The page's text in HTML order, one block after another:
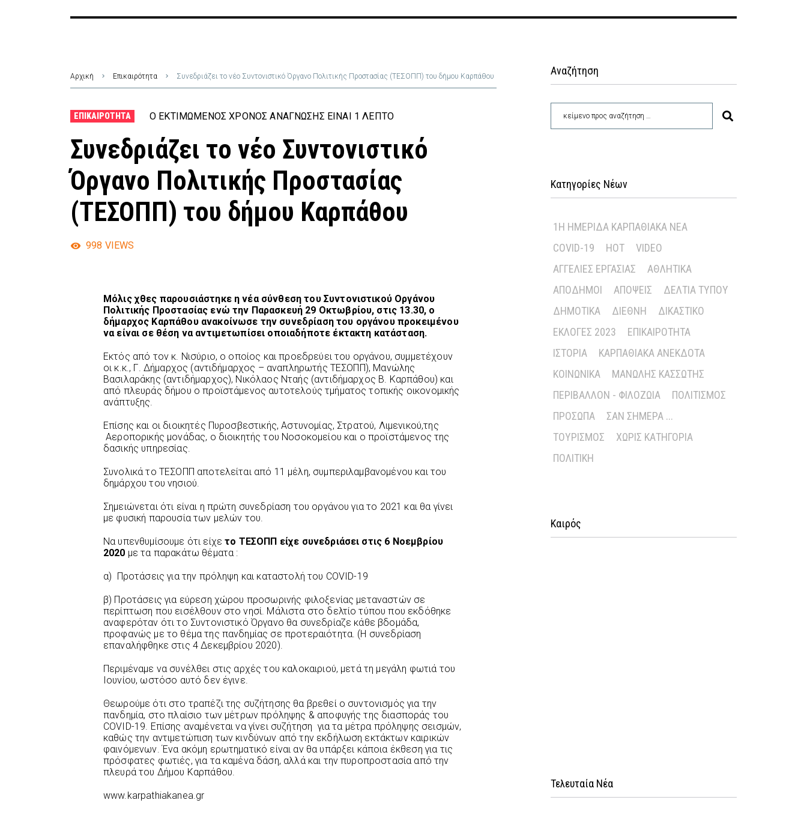
Αρχική Επικαιρότητα Συνεδριάζει το νέο Συντονιστικό Όργανο Πολιτικής Προστασίας (ΤΕΣΟΠΠ) του δήμου Καρπάθου
ΕΠΙΚΑΙΡΌΤΗΤΑ Ο ΕΚΤΙΜΏΜΕΝΟΣ ΧΡΌΝΟΣ ΑΝΆΓΝΩΣΗΣ ΕΊΝΑΙ 1 ΛΕΠΤΌ
Συνεδριάζει το νέο Συντονιστικό
Όργανο Πολιτικής Προστασίας
(ΤΕΣΟΠΠ) του δήμου Καρπάθου
998 VIEWS
Μόλις χθες παρουσιάστηκε η νέα σύνθεση του Συντονιστικού Οργάνου
Πολιτικής Προστασίας ενώ την Παρασκευή 29 Οκτωβρίου, στις 13.30, ο
δήμαρχος Καρπάθου ανακοίνωσε την συνεδρίαση του οργάνου προκειμένου
να είναι σε θέση να αντιμετωπίσει οποιαδήποτε έκτακτη κατάσταση.
Εκτός από τον κ. Νισύριο, ο οποίος και προεδρεύει του οργάνου, συμμετέχουν
οι κ.κ., Γ. Δήμαρχος (αντιδήμαρχος – αναπληρωτής ΤΕΣΟΠΠ), Μανώλης
Βασιλαράκης (αντιδήμαρχος), Νικόλαος Νταής (αντιδήμαρχος Β. Καρπάθου) και
από πλευράς δήμου ο προϊστάμενος αυτοτελούς τμήματος τοπικής οικονομικής
ανάπτυξης.
Επίσης και οι διοικητές Πυροσβεστικής, Αστυνομίας, Στρατού, Λιμενικού,της
Αεροπορικής μονάδας, ο διοικητής του Νοσοκομείου και ο προϊστάμενος της
δασικής υπηρεσίας.
Συνολικά το ΤΕΣΟΠΠ αποτελείται από 11 μέλη, συμπεριλαμβανομένου και του
δημάρχου του νησιού.
Σημειώνεται ότι είναι η πρώτη συνεδρίαση του οργάνου για το 2021 και θα γίνει
με φυσική παρουσία των μελών του.
Να υπενθυμίσουμε ότι είχετο ΤΕΣΟΠΠ είχε συνεδριάσει στις 6 Νοεμβρίου
2020 με τα παρακάτω θέματα :
α) Προτάσεις για την πρόληψη και καταστολή του COVID-19
β) Προτάσεις για εύρεση χώρου προσωρινής φιλοξενίας μεταναστών σε
περίπτωση που εισέλθουν στο νησί. Μάλιστα στο δελτίο τύπου που εκδόθηκε
αναφερόταν ότι το Συντονιστικό Όργανο θα συνεδρίαζε κάθε βδομάδα,
προφανώς με το θέμα της πανδημίας σε προτεραιότητα. (Η συνεδρίαση
επαναλήφθηκε στις 4 Δεκεμβρίου 2020).
Περιμέναμε να συνέλθει στις αρχές του καλοκαιριού, μετά τη μεγάλη φωτιά του
Ιουνίου, ωστόσο αυτό δεν έγινε.
Θεωρούμε ότι στο τραπέζι της συζήτησης θα βρεθεί ο συντονισμός για την
πανδημία, στο πλαίσιο των μέτρων πρόληψης & αποφυγής της διασποράς του
COVID-19. Επίσης αναμένεται να γίνει συζήτηση για τα μέτρα πρόληψης σεισμών,
καθώς την αντιμετώπιση των κινδύνων από την εκδήλωση εκτάκτων καιρικών
φαινόμενων. Ένα ακόμη ερωτηματικό είναι αν θα υπάρξει κάποια έκθεση για τις
πρόσφατες φωτιές, για τα καμένα δάση, αλλά και την πυροπροστασία από την
πλευρά του Δήμου Καρπάθου.
www.karpathiakanea.gr
Αναζήτηση
Κατηγορίες Νέων
1Η ΗΜΕΡΊΔΑ ΚΑΡΠΑΘΙΑΚΆ ΝΈΑ
COVID-19
HOT
VIDEO
ΑΓΓΕΛΊΕΣ ΕΡΓΑΣΊΑΣ
ΑΘΛΗΤΙΚΆ
ΑΠΌΔΗΜΟΙ
ΑΠΌΨΕΙΣ
ΔΕΛΤΊΑ ΤΎΠΟΥ
ΔΗΜΟΤΙΚΆ
ΔΙΕΘΝΉ
ΔΙΚΑΣΤΙΚΌ
ΕΚΛΟΓΈΣ 2023
ΕΠΙΚΑΙΡΌΤΗΤΑ
ΙΣΤΟΡΊΑ
ΚΑΡΠΑΘΙΑΚΆ ΑΝΈΚΔΟΤΑ
ΚΟΙΝΩΝΙΚΆ
ΜΑΝΏΛΗΣ ΚΑΣΣΏΤΗΣ
ΠΕΡΙΒΆΛΛΟΝ - ΦΙΛΟΖΩΊΑ
ΠΟΛΙΤΙΣΜΌΣ
ΠΡΌΣΩΠΑ
ΣΑΝ ΣΉΜΕΡΑ ...
ΤΟΥΡΙΣΜΌΣ
ΧΩΡΊΣ ΚΑΤΗΓΟΡΊΑ
ΠΟΛΙΤΙΚΉ
Καιρός
Τελευταία Νέα